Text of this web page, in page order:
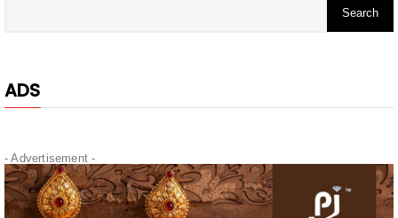
ADS
- Advertisement -